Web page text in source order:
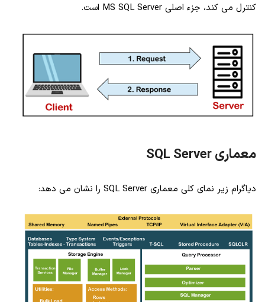
کنترل می کند، جزء اصلی MS SQL Server است.
معماری SQL Server
دیاگرام زیر نمای کلی معماری SQL Server را نشان می دهد: